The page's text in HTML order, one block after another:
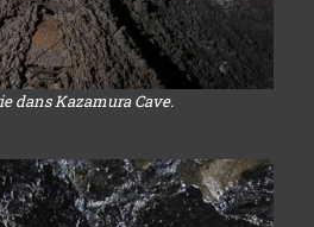
dans Kazamura Cave.